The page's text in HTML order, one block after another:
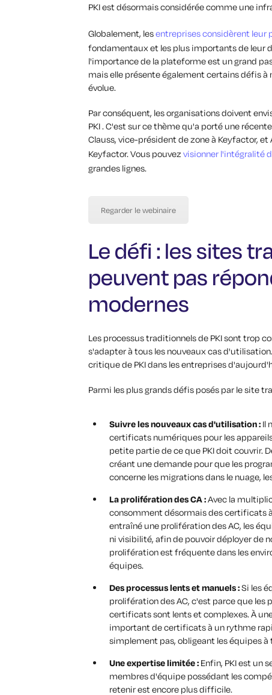
PKI est désormais considérée comme une
Globalement, lesentreprises considèrent leur
fondamentaux et les plus importants de leur
l'importance de la plateforme est un grand
mais elle présente également certains défis
évolue.
Par conséquent, les organisations doivent
PKI . C'est sur ce thème qu'a porté une
Clauss, vice-président de zone à Keyfactor,
Keyfactor. Vous pouvez visionner l'intégralité
grandes lignes.
Regarder le webinaire
Le défi : les sites
peuvent pas
modernes
Les processus traditionnels de PKI sont trop
s'adapter à tous les nouveaux cas
critique de PKI dans les entreprises
Parmi les plus grands défis posés par le site
Suivre les nouveaux cas d'utilisation : Il
certificats numériques pour les
petite partie de ce que PKI doit couvrir.
créant une demande pour que les
concerne les migrations dans le nuage,
La prolifération des CA :Avec la
consomment désormais des certificats
entraîné une prolifération des AC, les
ni visibilité, afin de pouvoir déployer de
prolifération est fréquente dans les
équipes.
Des processus lents et manuels :Si les
prolifération des AC, c'est parce que les
certificats sont lents et complexes. À
important de certificats à un rythme
simplement pas, obligeant les équipes
Une expertise limitée : Enfin, PKI est un
membres d'équipe possédant les
retenir est encore plus difficile.